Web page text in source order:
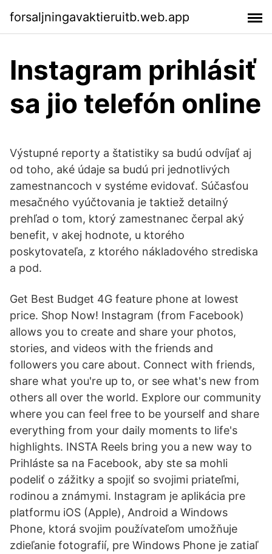
forsaljningavaktieruitb.web.app
Instagram prihlásiť
sa jio telefón online
Výstupné reporty a štatistiky sa budú odvíjať aj
od toho, aké údaje sa budú pri jednotlivých
zamestnancoch v systéme evidovať. Súčasťou
mesačného vyúčtovania je taktiež detailný
prehľad o tom, ktorý zamestnanec čerpal aký
benefit, v akej hodnote, u ktorého
poskytovateľa, z ktorého nákladového strediska
a pod.
Get Best Budget 4G feature phone at lowest
price. Shop Now! Instagram (from Facebook)
allows you to create and share your photos,
stories, and videos with the friends and
followers you care about. Connect with friends,
share what you're up to, or see what's new from
others all over the world. Explore our community
where you can feel free to be yourself and share
everything from your daily moments to life's
highlights. INSTA Reels bring you a new way to
Prihláste sa na Facebook, aby ste sa mohli
podeliť o zážitky a spojiť so svojimi priateľmi,
rodinou a známymi. Instagram je aplikácia pre
platformu iOS (Apple), Android a Windows
Phone, ktorá svojim používateľom umožňuje
zdieľanie fotografií, pre Windows Phone je zatiaľ